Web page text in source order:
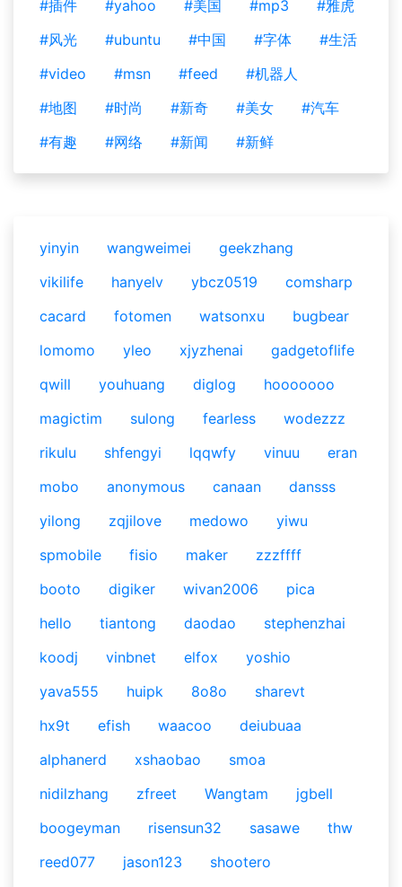
#插件
#yahoo #美国 #mp3
#雅虎
#风光
#ubuntu #中国 #字体
#生活
#video
#msn #feed
#机器人
#地图
#时尚 #新奇 #美女
#汽车
#有趣
#网络 #新闻 #新鲜
yinyin wangweimei
geekzhang
vikilife
hanyelv ybcz0519
comsharp
cacard
fotomen watsonxu
bugbear
lomomo
yleo xjyzhenai
gadgetoflife
qwill
youhuang diglog
hooooooo
magictim
sulong fearless
wodezzz
rikulu
shfengyi lqqwfy vinuu
eran
mobo
anonymous canaan
dansss
yilong
zqjilove medowo
yiwu
spmobile
fisio maker
zzzffff
booto
digiker wivan2006
pica
hello
tiantong daodao
stephenzhai
koodj
vinbnet elfox
yoshio
yava555
huipk 8o8o
sharevt
hx9t
efish waacoo
deiubuaa
alphanerd
xshaobao
smoa
nidilzhang
zfreet Wangtam
jgbell
boogeyman
risensun32 sasawe
thw
reed077
jason123 shootero